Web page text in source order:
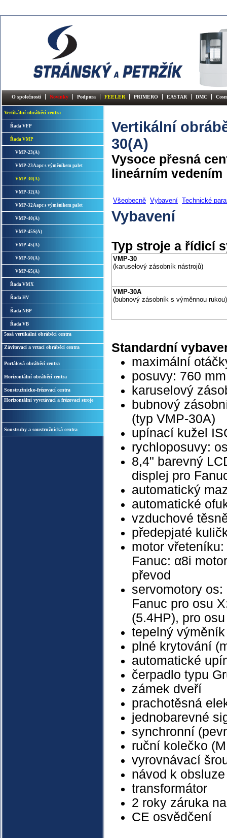
O společnosti Novinky Podpora FEELER PRIMERO EASTAR DMC
Vertikální obráběcí centra
Řada VFP
Řada VMP
VMP-23(A)
VMP-23Aapc s výměníkem palet
VMP-30(A)
VMP-32(A)
VMP-32Aapc s výměníkem palet
VMP-40(A)
VMP-45S(A)
VMP-45(A)
VMP-50(A)
VMP-65(A)
Řada VMX
Řada HV
Řada NBP
Řada VB
5osá vertikální obráběcí centra
Závitovací a vrtací obráběcí centra
Portálová obráběcí centra
Horizontální obráběcí centra
Soustružnicko-frézovací centra
Horizontální vyvrtávací a frézovací stroje
Soustruhy a soustružnická centra
Vertikální
30(A)
Vysoce přesná
lineárním vedením
Všeobecně Vybavení Technické
Vybavení
Typ stroje a řídicí
VMP-30
(karuselový zásobník nástrojů)
VMP-30A
(bubnový zásobník s výměnnou rukou)
Standardní
maximální
posuvy: 760
karuselový
bubnový
(typ VMP-30A)
upínací kužel
rychloposuvy:
8,4" barevný
displej pro
automatický
automatické
vzduchové
předepjaté
motor vřeteníku:
Fanuc: α8i
převod
servomotory os:
Fanuc pro osu
(5.4HP), pro
tepelný
plné krytování
automatické
čerpadlo typu
zámek dveří
prachotěsná
jednobarevné
synchronní
ruční kolečko
vyrovnávací
návod k
transformátor
2 roky záruka
CE osvědčení